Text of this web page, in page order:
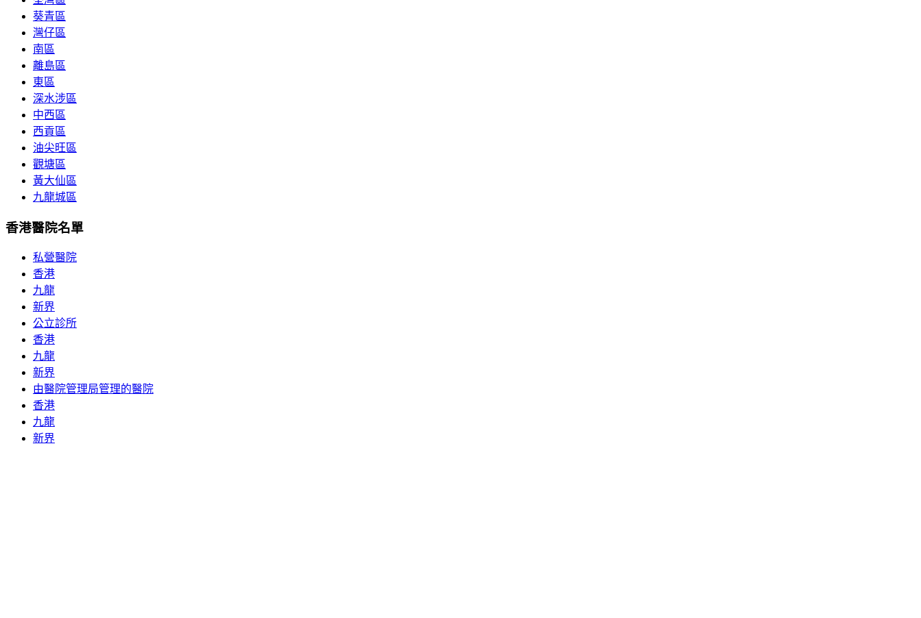
葵青區
灣仔區
南區
離島區
東區
深水涉區
中西區
西貢區
油尖旺區
觀塘區
黃大仙區
九龍城區
香港醫院名單
私營醫院
香港
九龍
新界
公立診所
香港
九龍
新界
由醫院管理局管理的醫院
香港
九龍
新界